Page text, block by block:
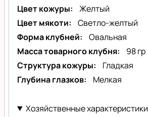
Цвет кожуры
Желтый
Цвет мякоти
Светло-желтый
Форма клубней
Овальная
Масса товарного клубня
98 гр
Структура кожуры
Гладкая
Глубина глазков
Мелкая
Хозяйственные характеристики